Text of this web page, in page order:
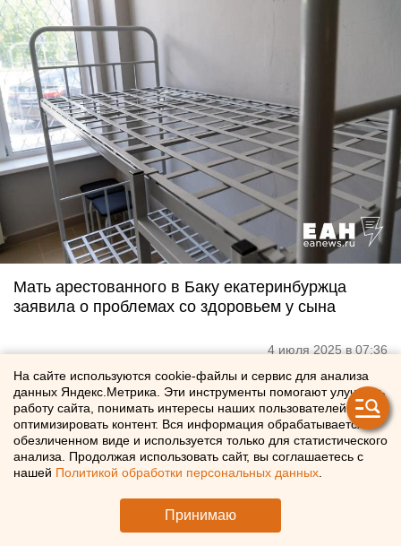
Мать арестованного в Баку екатеринбуржца
заявила о проблемах со здоровьем у сына
4 июля 2025 в 07:36
На сайте используются cookie-файлы и сервис для анализа
данных Яндекс.Метрика. Эти инструменты помогают улучшать
работу сайта, понимать интересы наших пользователей и
оптимизировать контент. Вся информация обрабатывается в
обезличенном виде и используется только для статистического
анализа. Продолжая использовать сайт, вы соглашаетесь с
нашей Политикой обработки персональных данных
Принимаю